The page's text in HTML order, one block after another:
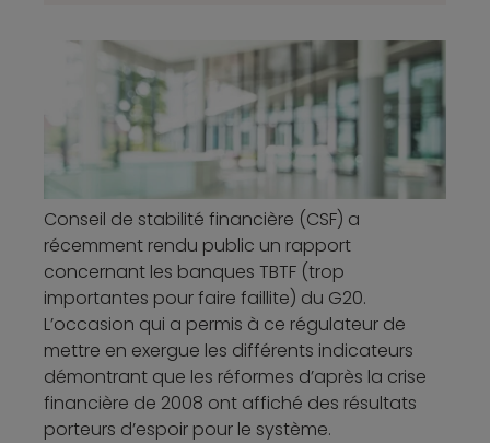
Conseil de stabilité financière (CSF) a
récemment rendu public un rapport
concernant les banques TBTF (trop
importantes pour faire faillite) du G20.
L’occasion qui a permis à ce régulateur de
mettre en exergue les différents indicateurs
démontrant que les réformes d’après la crise
financière de 2008 ont affiché des résultats
porteurs d’espoir pour le système.